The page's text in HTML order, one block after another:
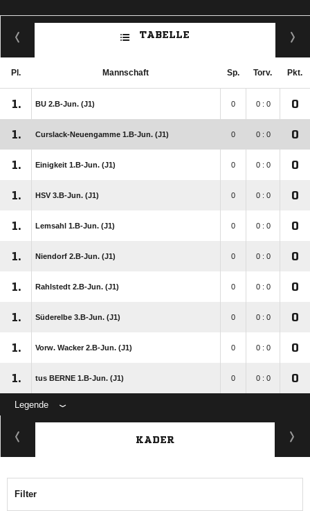
TABELLE
Pl. Mannschaft Sp. Torv. Pkt.
1. BU 2.B-Jun. (J1) 0 0 : 0 0
1. Curslack-Neuengamme 1.B-Jun. (J1) 0 0 : 0 0
1. Einigkeit 1.B-Jun. (J1) 0 0 : 0 0
1. HSV 3.B-Jun. (J1) 0 0 : 0 0
1. Lemsahl 1.B-Jun. (J1) 0 0 : 0 0
1. Niendorf 2.B-Jun. (J1) 0 0 : 0 0
1. Rahlstedt 2.B-Jun. (J1) 0 0 : 0 0
1. Süderelbe 3.B-Jun. (J1) 0 0 : 0 0
1. Vorw. Wacker 2.B-Jun. (J1) 0 0 : 0 0
1. tus BERNE 1.B-Jun. (J1) 0 0 : 0 0
Legende
KADER
Filter